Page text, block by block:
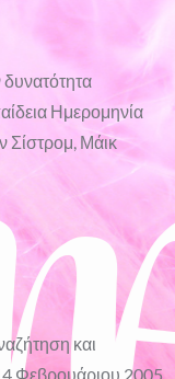
Ημερομηνία
Σίστρομ, Μάικ
και
Φεβρουάριου 2005.